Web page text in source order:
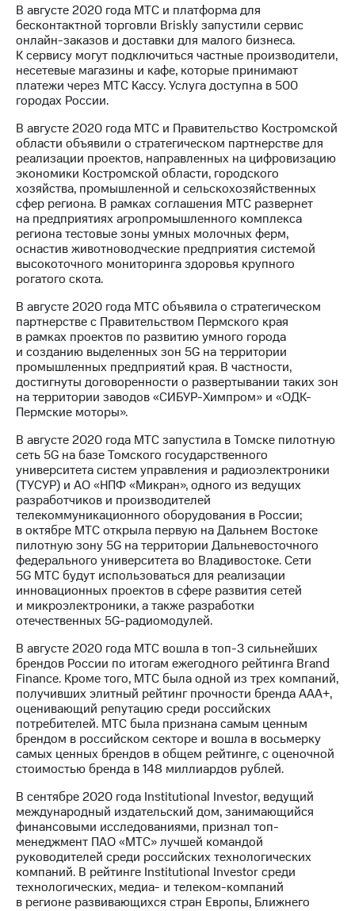
В августе 2020 года МТС и платформа для
бесконтактной торговли Briskly запустили сервис
онлайн-заказов и доставки для малого бизнеса.
К сервису могут подключиться частные производители,
несетевые магазины и кафе, которые принимают
платежи через МТС Кассу. Услуга доступна в 500
городах России.
В августе 2020 года МТС и Правительство Костромской
области объявили о стратегическом партнерстве для
реализации проектов, направленных на цифровизацию
экономики Костромской области, городского
хозяйства, промышленной и сельскохозяйственных
сфер региона. В рамках соглашения МТС развернет
на предприятиях агропромышленного комплекса
региона тестовые зоны умных молочных ферм,
оснастив животноводческие предприятия системой
высокоточного мониторинга здоровья крупного
рогатого скота.
В августе 2020 года МТС объявила о стратегическом
партнерстве с Правительством Пермского края
в рамках проектов по развитию умного города
и созданию выделенных зон 5G на территории
промышленных предприятий края. В частности,
достигнуты договоренности о развертывании таких зон
на территории заводов «СИБУР-Химпром» и «ОДК-
Пермские моторы».
В августе 2020 года МТС запустила в Томске пилотную
сеть 5G на базе Томского государственного
университета систем управления и радиоэлектроники
(ТУСУР) и АО «НПФ «Микран», одного из ведущих
разработчиков и производителей
телекоммуникационного оборудования в России;
в октябре МТС открыла первую на Дальнем Востоке
пилотную зону 5G на территории Дальневосточного
федерального университета во Владивостоке. Сети
5G МТС будут использоваться для реализации
инновационных проектов в сфере развития сетей
и микроэлектроники, а также разработки
отечественных 5G-радиомодулей.
В августе 2020 года МТС вошла в топ-3 сильнейших
брендов России по итогам ежегодного рейтинга Brand
Finance. Кроме того, МТС была одной из трех компаний,
получивших элитный рейтинг прочности бренда ААА+,
оценивающий репутацию среди российских
потребителей. МТС была признана самым ценным
брендом в российском секторе и вошла в восьмерку
самых ценных брендов в общем рейтинге, с оценочной
стоимостью бренда в 148 миллиардов рублей.
В сентябре 2020 года Institutional Investor, ведущий
международный издательский дом, занимающийся
финансовыми исследованиями, признал топ-
менеджмент ПАО «МТС» лучшей командой
руководителей среди российских технологических
компаний. В рейтинге Institutional Investor среди
технологических, медиа- и телеком-компаний
в регионе развивающихся стран Европы, Ближнего